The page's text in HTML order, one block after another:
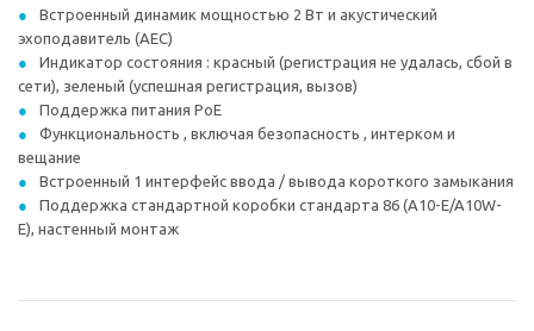
Встроенный динамик мощностью 2 Вт и акустический
эхоподавитель (AEC)
Индикатор состояния : красный (регистрация не удалась, сбой в
сети), зеленый (успешная регистрация, вызов)
Поддержка питания PoE
Функциональность , включая безопасность , интерком и
вещание
Встроенный 1 интерфейс ввода / вывода короткого замыкания
Поддержка стандартной коробки стандарта 86 (A10-E/A10W-
E), настенный монтаж